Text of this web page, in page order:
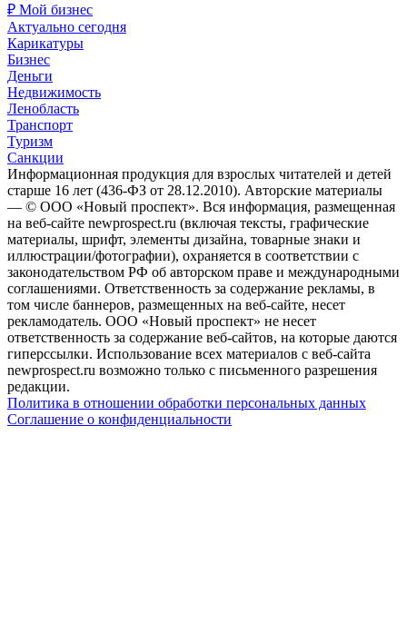
₽ Мой бизнес
Актуально сегодня
Карикатуры
Бизнес
Деньги
Недвижимость
Ленобласть
Транспорт
Туризм
Санкции
Информационная продукция для взрослых читателей и детей
старше 16 лет (436-ФЗ от 28.12.2010). Авторские материалы
— © ООО «Новый проспект». Вся информация, размещенная
на веб-сайте newprospect.ru (включая тексты, графические
материалы, шрифт, элементы дизайна, товарные знаки и
иллюстрации/фотографии), охраняется в соответствии с
законодательством РФ об авторском праве и международными
соглашениями. Ответственность за содержание рекламы, в
том числе баннеров, размещенных на веб-сайте, несет
рекламодатель. ООО «Новый проспект» не несет
ответственность за содержание веб-сайтов, на которые даются
гиперссылки. Использование всех материалов с веб-сайта
newprospect.ru возможно только с письменного разрешения
редакции.
Политика в отношении обработки персональных данных
Соглашение о конфиденциальности